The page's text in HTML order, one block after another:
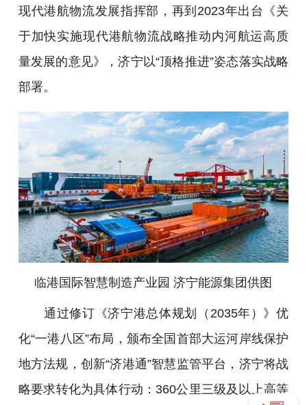
现代港航物流发展指挥部，再到2023年出台《关
于加快实施现代港航物流战略推动内河航运高质
量发展的意见》，济宁以“顶格推进”姿态落实战略
部署。
临港国际智慧制造产业园 济宁能源集团供图
通过修订《济宁港总体规划（2035年）》优
化“一港八区”布局，颁布全国首部大运河岸线保护
地方法规，创新“济港通”智慧监管平台，济宁将战
略要求转化为具体行动：360公里三级及以上高等